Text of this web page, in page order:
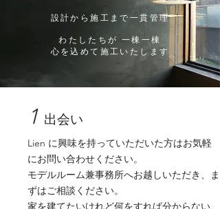
設計から施工まで一貫管理
​わたしたちが 一棟一棟
心を込めて施工いたします
1 出会い
Lien に興味を持っていただいた方はお気軽
にお問い合わせください。
モデルルーム兼事務所へお越しいただき、ま
ずはご相談ください。
​家を建てたいけれど何をすれば分からない、